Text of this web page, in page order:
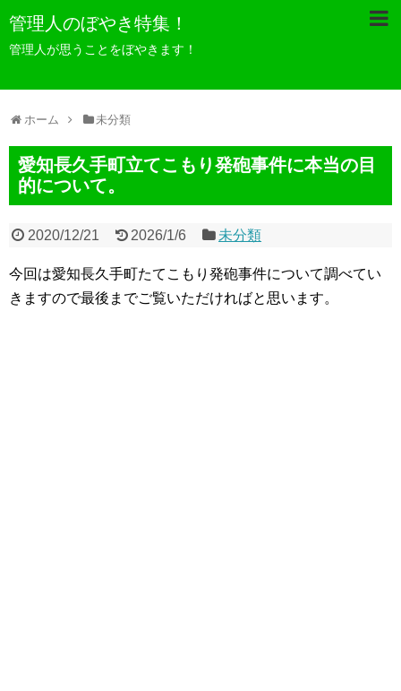
管理人のぼやき特集！
管理人が思うことをぼやきます！
ホーム 未分類
愛知長久手町立てこもり発砲事件に本当の目
的について。
2020/12/21 2026/1/6 未分類
今回は愛知長久手町たてこもり発砲事件について調べてい
きますので最後までご覧いただければと思います。